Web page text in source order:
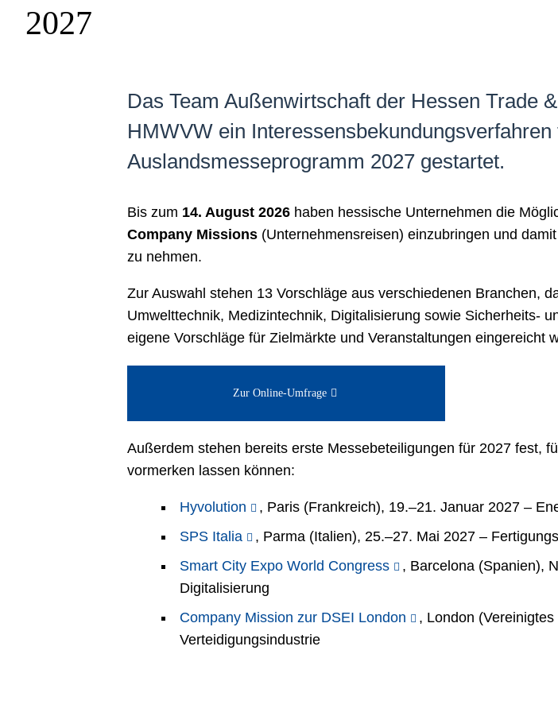
2027
Das Team Außenwirtschaft der Hessen Trade
HMWVW ein
Auslandsmesseprogramm 2027 gestartet.
Bis zum 14. August 2026 haben hessische Unternehmen die
Company Missions (Unternehmensreisen) einzubringen und
zu nehmen.
Zur Auswahl stehen 13 Vorschläge aus verschiedenen Branchen,
Umwelttechnik, Medizintechnik, Digitalisierung sowie Sicherheits-
eigene Vorschläge für Zielmärkte und Veranstaltungen eingereicht
Zur Online-Umfrage
Außerdem stehen bereits erste Messebeteiligungen für 2027 fest,
vormerken lassen können:
Hyvolution
, Paris (Frankreich), 19.–21. Januar 2027 –
SPS Italia
, Parma (Italien), 25.–27. Mai 2027 –
Smart City Expo World Congress
, Barcelona (Spanien),
Digitalisierung
Company Mission zur DSEI London
, London
Verteidigungsindustrie